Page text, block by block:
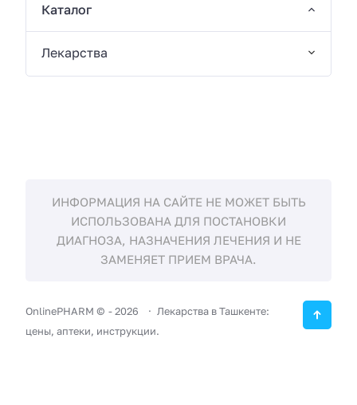
Каталог
Лекарства
ИНФОРМАЦИЯ НА САЙТЕ НЕ МОЖЕТ БЫТЬ
ИСПОЛЬЗОВАНА ДЛЯ ПОСТАНОВКИ
ДИАГНОЗА, НАЗНАЧЕНИЯ ЛЕЧЕНИЯ И НЕ
ЗАМЕНЯЕТ ПРИЕМ ВРАЧА.
OnlinePHARM © -2026
Лекарства в Ташкенте:
цены, аптеки, инструкции.